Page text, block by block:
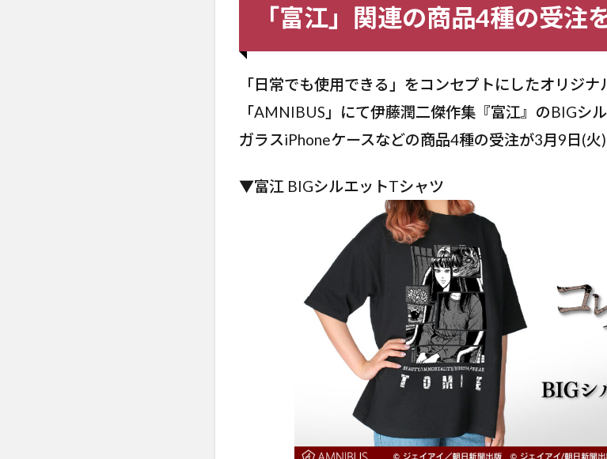
「富江」関連の商品4種の受注
「日常でも使用できる」をコンセプトにしたオリジ
「AMNIBUS」にて伊藤潤二傑作集『富江』のBIGシ
ガラスiPhoneケースなどの商品4種の受注が3月9日(火)
▼富江 BIGシルエットTシャツ